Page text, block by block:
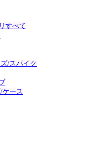
すべて
/スパイク
ケース